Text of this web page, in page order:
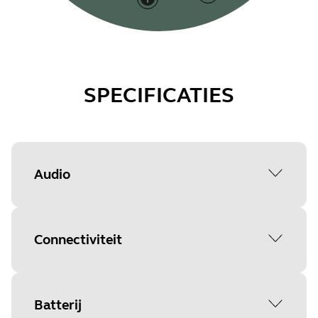
SPECIFICATIES
Audio
Maximale uitvoer
Type microfoon
Connectiviteit
Bluetooth®-standaard
Batterij